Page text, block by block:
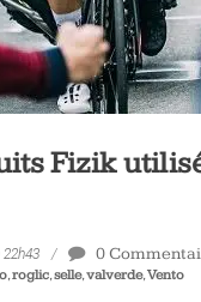
Fizik
0
,roglic,selle,valverde,Vento